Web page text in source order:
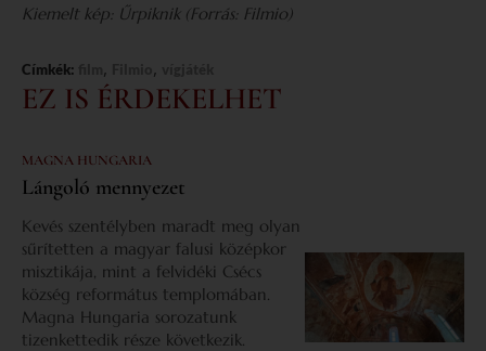
Kiemelt kép: Űrpiknik (Forrás: Filmio)
Címkék: , ,
EZ IS ÉRDEKELHET
MAGNA HUNGARIA
Lángoló mennyezet
Kevés szentélyben maradt meg olyan
sűrítetten a magyar falusi középkor
misztikája, mint a felvidéki Csécs
község református templomában.
Magna Hungaria sorozatunk
tizenkettedik része következik.